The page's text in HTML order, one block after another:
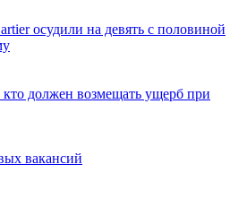
осудили на девять с половиной
должен возмещать ущерб при
вакансий